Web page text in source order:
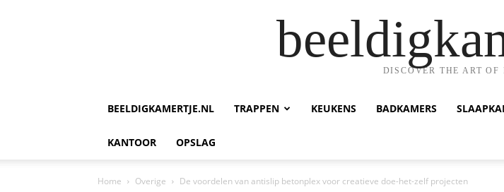
DISCOVER THE ART OF
BEELDIGKAMERTJE.NL TRAPPEN KEUKENS BADKAMERS
KANTOOR OPSLAG
Home Overige De voordelen van antislip betonplex voor creatieve doe-het-zelf projecten